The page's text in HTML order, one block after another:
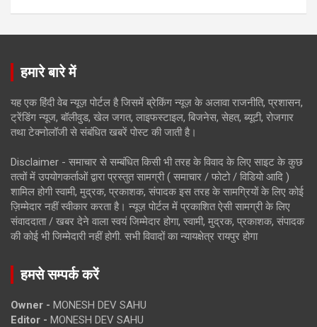
हमारे बारे में
यह एक हिंदी वेब न्यूज़ पोर्टल है जिसमें ब्रेकिंग न्यूज़ के अलावा राजनीति, प्रशासन,
ट्रेंडिंग न्यूज, बॉलीवुड, खेल जगत, लाइफस्टाइल, बिजनेस, सेहत, ब्यूटी, रोजगार
तथा टेक्नोलॉजी से संबंधित खबरें पोस्ट की जाती है।
Disclaimer - समाचार से सम्बंधित किसी भी तरह के विवाद के लिए साइट के कुछ
तत्वों में उपयोगकर्ताओं द्वारा प्रस्तुत सामग्री ( समाचार / फोटो / विडियो आदि )
शामिल होगी स्वामी, मुद्रक, प्रकाशक, संपादक इस तरह के सामग्रियों के लिए कोई
ज़िम्मेदार नहीं स्वीकार करता है। न्यूज़ पोर्टल में प्रकाशित ऐसी सामग्री के लिए
संवाददाता / खबर देने वाला स्वयं जिम्मेदार होगा, स्वामी, मुद्रक, प्रकाशक, संपादक
की कोई भी जिम्मेदारी नहीं होगी. सभी विवादों का न्यायक्षेत्र रायपुर होगा
हमसे सम्पर्क करें
Owner - MONESH DEV SAHU
Editor - MONESH DEV SAHU